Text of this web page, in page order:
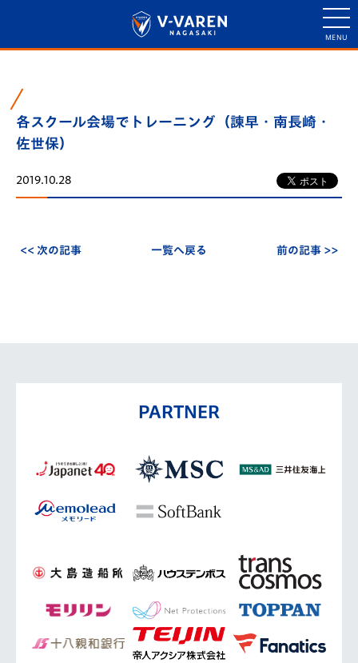
各スクール会場でトレーニング（諫早・南長崎・
佐世保）
2019.10.28
<< 次の記事 一覧へ戻る 前の記事 >>
PARTNER